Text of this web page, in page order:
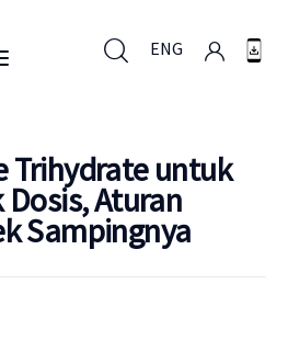
ENG
Trihydrate untuk
Aturan
Sampingnya